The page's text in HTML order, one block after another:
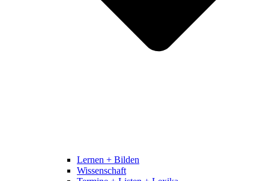
Lernen + Bilden
Wissenschaft